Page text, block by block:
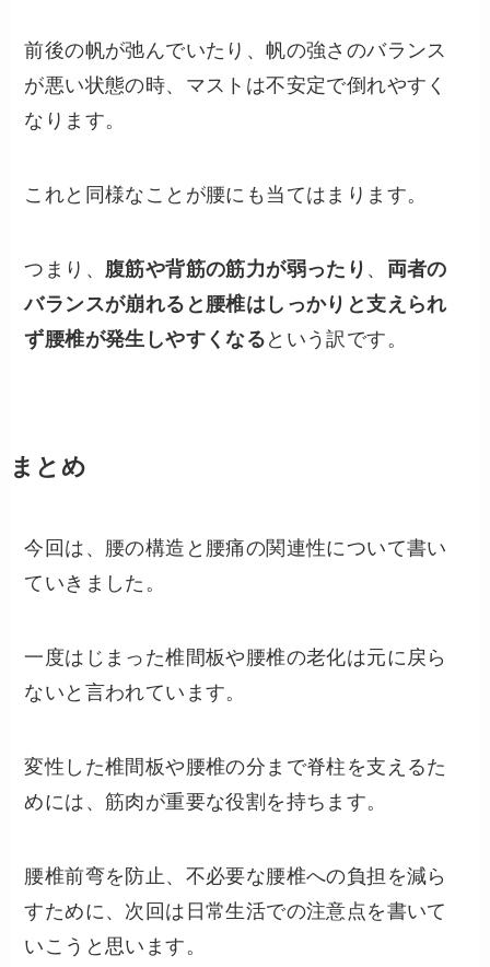
前後の帆が弛んでいたり、帆の強さのバランス
が悪い状態の時、マストは不安定で倒れやすく
なります。
これと同様なことが腰にも当てはまります。
つまり、 腹筋や背筋の筋力が弱ったり 、 両者の
バランスが崩れると腰椎はしっかりと支えられ
ず腰椎が発生しやすくなる という訳です。
まとめ
今回は、腰の構造と腰痛の関連性について書い
ていきました。
一度はじまった椎間板や腰椎の老化は元に戻ら
ないと言われています。
変性した椎間板や腰椎の分まで脊柱を支えるた
めには、筋肉が重要な役割を持ちます。
腰椎前弯を防止、不必要な腰椎への負担を減ら
すために、次回は日常生活での注意点を書いて
いこうと思います。